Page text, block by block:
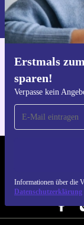
Erstmals
sparen!
Verpasse kein
Informationen über die
Datenschutzerklärung
Informationen
du in unserer